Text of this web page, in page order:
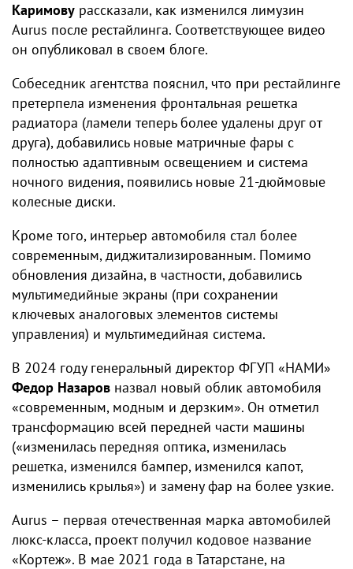
Каримову рассказали, как изменился лимузин
Aurus после рестайлинга. Соответствующее видео
он опубликовал в своем блоге.
Собеседник агентства пояснил, что при рестайлинге
претерпела изменения фронтальная решетка
радиатора (ламели теперь более удалены друг от
друга), добавились новые матричные фары с
полностью адаптивным освещением и система
ночного видения, появились новые 21-дюймовые
колесные диски.
Кроме того, интерьер автомобиля стал более
современным, диджитализированным. Помимо
обновления дизайна, в частности, добавились
мультимедийные экраны (при сохранении
ключевых аналоговых элементов системы
управления) и мультимедийная система.
В 2024 году генеральный директор ФГУП «НАМИ»
Федор Назаров назвал новый облик автомобиля
«современным, модным и дерзким». Он отметил
трансформацию всей передней части машины
(«изменилась передняя оптика, изменилась
решетка, изменился бампер, изменился капот,
изменились крылья») и замену фар на более узкие.
Aurus – первая отечественная марка автомобилей
люкс-класса, проект получил кодовое название
«Кортеж». В мае 2021 года в Татарстане, на